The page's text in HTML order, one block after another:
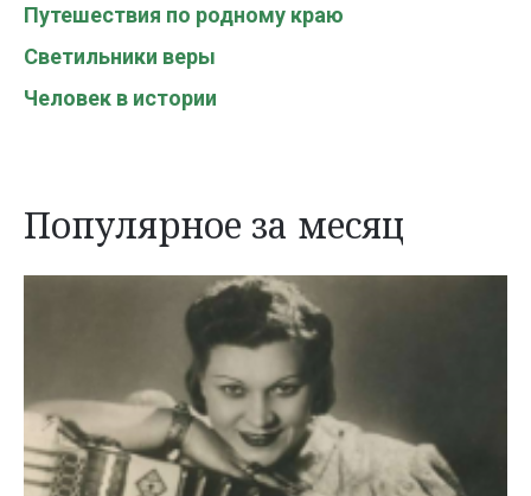
Путешествия по родному краю
Светильники веры
Человек в истории
Популярное за месяц